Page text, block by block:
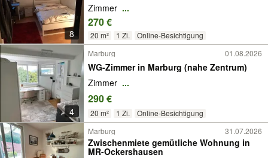
8
Zimmer ...
270 €
20 m² 1 Zi. Online-Besichtigung
4
Marburg 01.08.2026
WG-Zimmer in Marburg (nahe Zentrum)
Zimmer ...
290 €
20 m² 1 Zi. Online-Besichtigung
Marburg 31.07.2026
Zwischenmiete gemütliche Wohnung in
MR-Ockershausen